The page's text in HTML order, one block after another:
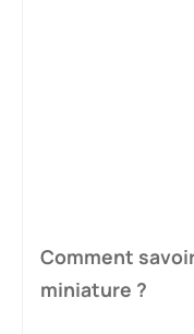
Comment
miniature ?